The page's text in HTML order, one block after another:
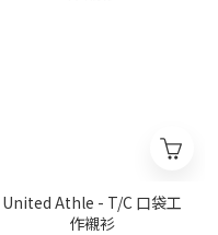
United Athle - T/C 口袋工
作襯衫